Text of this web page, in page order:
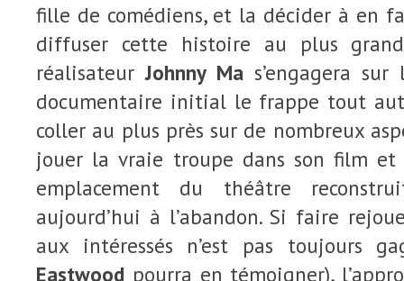
fille de comédiens, et la décider à en
diffuser cette histoire au plus
réalisateurJohnny Ma s’engagera
documentaire initial le frappe tout
coller au plus près sur de nombreux
jouer la vraie troupe dans son film et
emplacement du théâtre
aujourd’hui à l’abandon. Si faire
aux intéressés n’est pas toujours
Eastwood pourra en témoigner),